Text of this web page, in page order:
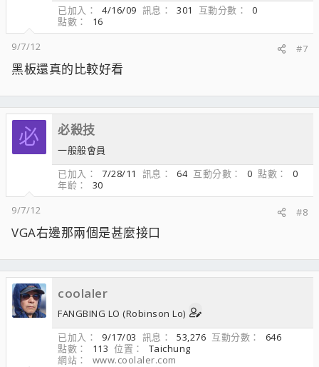
已加入
4/16/09 訊息 301 互動分數
0
點數
16
9/7/12
#7
黑板還真的比較好看
必 必殺技
一般般會員
已加入
7/28/11 訊息 64 互動分數 0 點數
0
年齡
30
9/7/12
#8
VGA右邊那兩個是甚麼接口
coolaler
FANGBING LO (Robinson Lo)
已加入
9/17/03 訊息 53,276 互動分數
646
點數
113 位置
Taichung
網站
www.coolaler.com